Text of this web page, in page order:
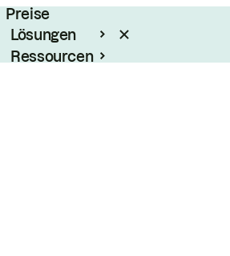
Preise
Lösungen
Ressourcen